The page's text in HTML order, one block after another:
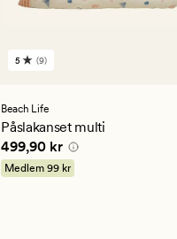
9
ett
genomsnittligt
betyg
på
5
5 (9)
Beach Life
Påslakanset multi
Pris 499,90 kr
499,90 kr
Medlem99 kr